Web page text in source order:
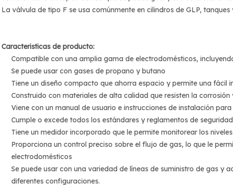
La válvula de tipo F se usa comúnmente en cilindros de GLP, tanques
Caracteristicas de producto:
Compatible con una amplia gama de electrodomésticos,
Se puede usar con gases de propano y butano
Tiene un diseño compacto que ahorra espacio y permite una fácil
Construido con materiales de alta calidad que resisten la corrosión
Viene con un manual de usuario e instrucciones de instalación
Cumple o excede todos los estándares y reglamentos de
Tiene un medidor incorporado que le permite monitorear los
Proporciona un control preciso sobre el flujo de gas, lo que le
electrodomésticos
Se puede usar con una variedad de líneas de suministro de gas y
diferentes configuraciones.